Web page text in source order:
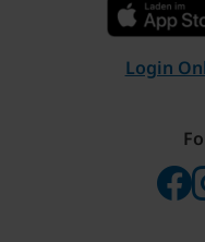
Login